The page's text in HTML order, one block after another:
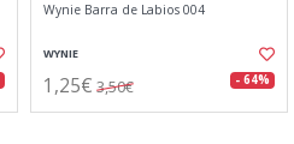
Wynie Barra de Labios 004
WYNIE
1,25€ 3,50€ - 64%